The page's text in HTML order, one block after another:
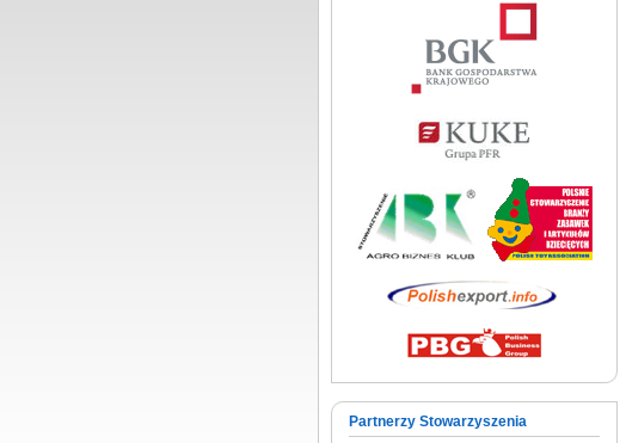
Partnerzy Stowarzyszenia